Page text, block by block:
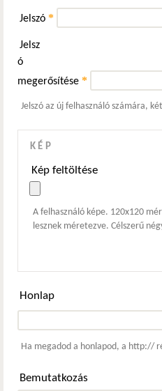
Jelszó *
Jelsz
ó
megerősítése *
Jelszó az új felhasználó számára,
KÉP
Kép feltöltése
A felhasználó képe. 120x120
lesznek méretezve. Célszerű
Honlap
Ha megadod a honlapod, a http://
Bemutatkozás